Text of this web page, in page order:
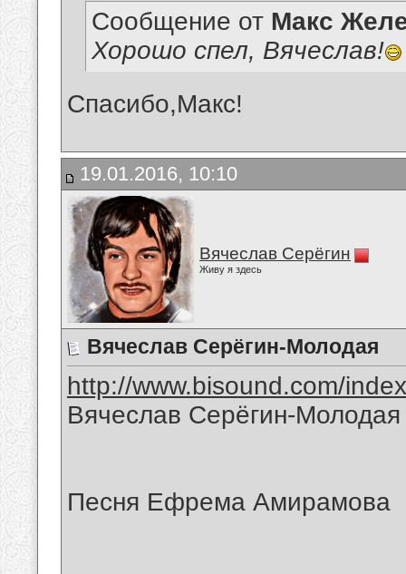
Сообщение от Макс
Хорошо спел, Вячеслав!
Спасибо,Макс!
19.01.2016, 10:10
Вячеслав Серёгин
Живу я здесь
Вячеслав Серёгин-Молодая
http://www.bisound.com/
Вячеслав Серёгин-Молодая
Песня Ефрема Амирамова